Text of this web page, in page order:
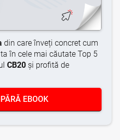
din care înveți concret cum
în cele mai căutate Top 5
CB20 și profită de
EBOOK